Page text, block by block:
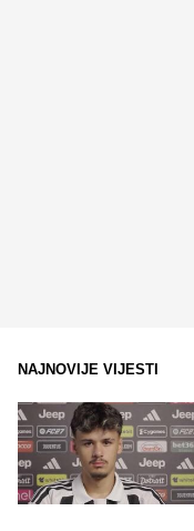
NAJNOVIJE VIJESTI